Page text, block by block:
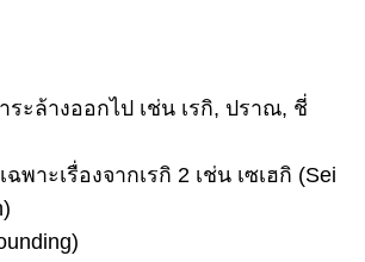
ระล้างออกไป เช่น เรกิ, ปราณ, ชี่
าะเรื่องจากเรกิ 2 เช่น เซเฮกิ (Sei